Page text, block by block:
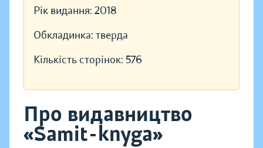
Рік видання: 2018
Обкладинка: тверда
Кількість сторінок: 576
Про видавництво
«Samit-knyga»